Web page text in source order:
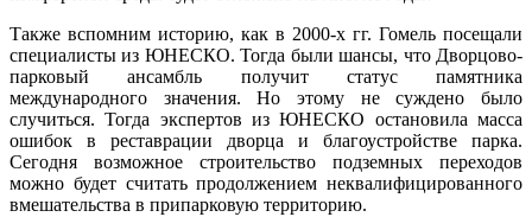
Также вспомним историю, как в 2000-х гг. Гомель посещали
специалисты из ЮНЕСКО. Тогда были шансы, что Дворцово-
парковый ансамбль получит статус памятника
международного значения. Но этому не суждено было
случиться. Тогда экспертов из ЮНЕСКО остановила масса
ошибок в реставрации дворца и благоустройстве парка.
Сегодня возможное строительство подземных переходов
можно будет считать продолжением неквалифицированного
вмешательства в припарковую территорию.